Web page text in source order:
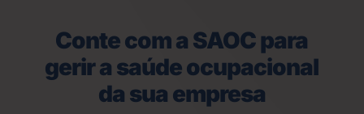
Conte com a SAOC para
gerir a saúde ocupacional
da sua empresa